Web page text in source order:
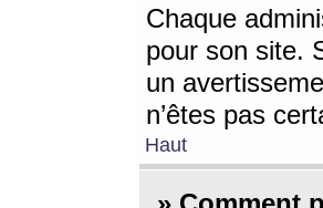
Chaque
pour son site.
un
n’êtes pas
Haut